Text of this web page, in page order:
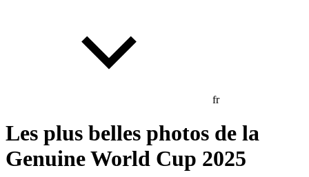
fr
Les plus belles photos de la
Genuine World Cup 2025